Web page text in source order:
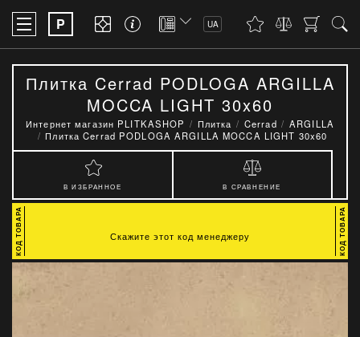
P UA
Плитка Cerrad PODLOGA ARGILLA
MOCCA LIGHT 30x60
Интернет магазин PLITKASHOP Плитка Cerrad
ARGILLA
Плитка Cerrad PODLOGA ARGILLA MOCCA LIGHT 30x60
В ИЗБРАННОЕ В СРАВНЕНИЕ
Скажите этот код менеджеру